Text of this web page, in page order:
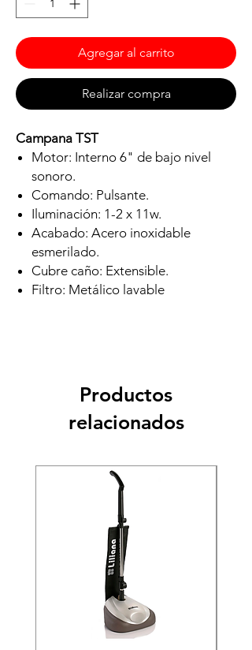
Agregar al carrito
Realizar compra
Campana TST
Motor: Interno 6" de bajo nivel
sonoro.
Comando: Pulsante.
Iluminación: 1-2 x 11w.
Acabado: Acero inoxidable
esmerilado.
Cubre caño: Extensible.
Filtro: Metálico lavable
Productos
relacionados